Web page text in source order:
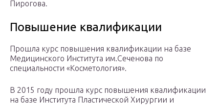
Пирогова.
Повышение квалификации
Прошла курс повышения квалификации на базе
Медицинского Института им.Сеченова по
специальности «Косметология».
В 2015 году прошла курс повышения квалификации
на базе Института Пластической Хирургии и